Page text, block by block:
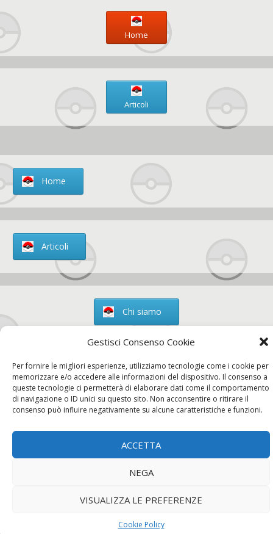
Gestisci Consenso Cookie
Per fornire le migliori esperienze, utilizziamo tecnologie come i cookie per
memorizzare e/o accedere alle informazioni del dispositivo. Il consenso a
queste tecnologie ci permetterà di elaborare dati come il comportamento
di navigazione o ID unici su questo sito. Non acconsentire o ritirare il
consenso può influire negativamente su alcune caratteristiche e funzioni.
ACCETTA
NEGA
VISUALIZZA LE PREFERENZE
Cookie Policy
Home
Articoli
Home
Articoli
Chi siamo
Contatti
Chi siamo Contatti Privacy Policy